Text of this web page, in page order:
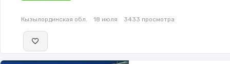
Кызылординская обл. 18 июля 3433 просмотра